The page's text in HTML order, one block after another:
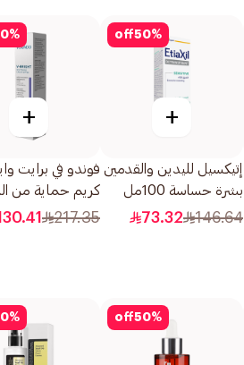
50%
off
+
إتيكسيل لليدين والقدمين
بشرة حساسة 100مل
146.64
73.32
%
+
فوندو في برايت
كريم حماية من
50مل
217.35
50%
off
%